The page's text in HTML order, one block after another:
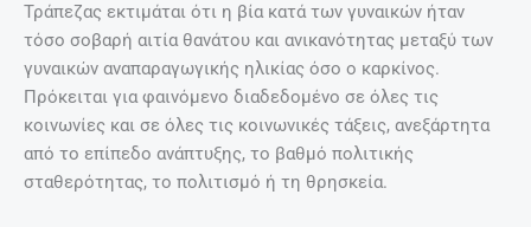
Τράπεζας εκτιμάται ότι η βία κατά των γυναικών ήταν
τόσο σοβαρή αιτία θανάτου και ανικανότητας μεταξύ των
γυναικών αναπαραγωγικής ηλικίας όσο ο καρκίνος.
Πρόκειται για φαινόμενο διαδεδομένο σε όλες τις
κοινωνίες και σε όλες τις κοινωνικές τάξεις, ανεξάρτητα
από το επίπεδο ανάπτυξης, το βαθμό πολιτικής
σταθερότητας, το πολιτισμό ή τη θρησκεία.